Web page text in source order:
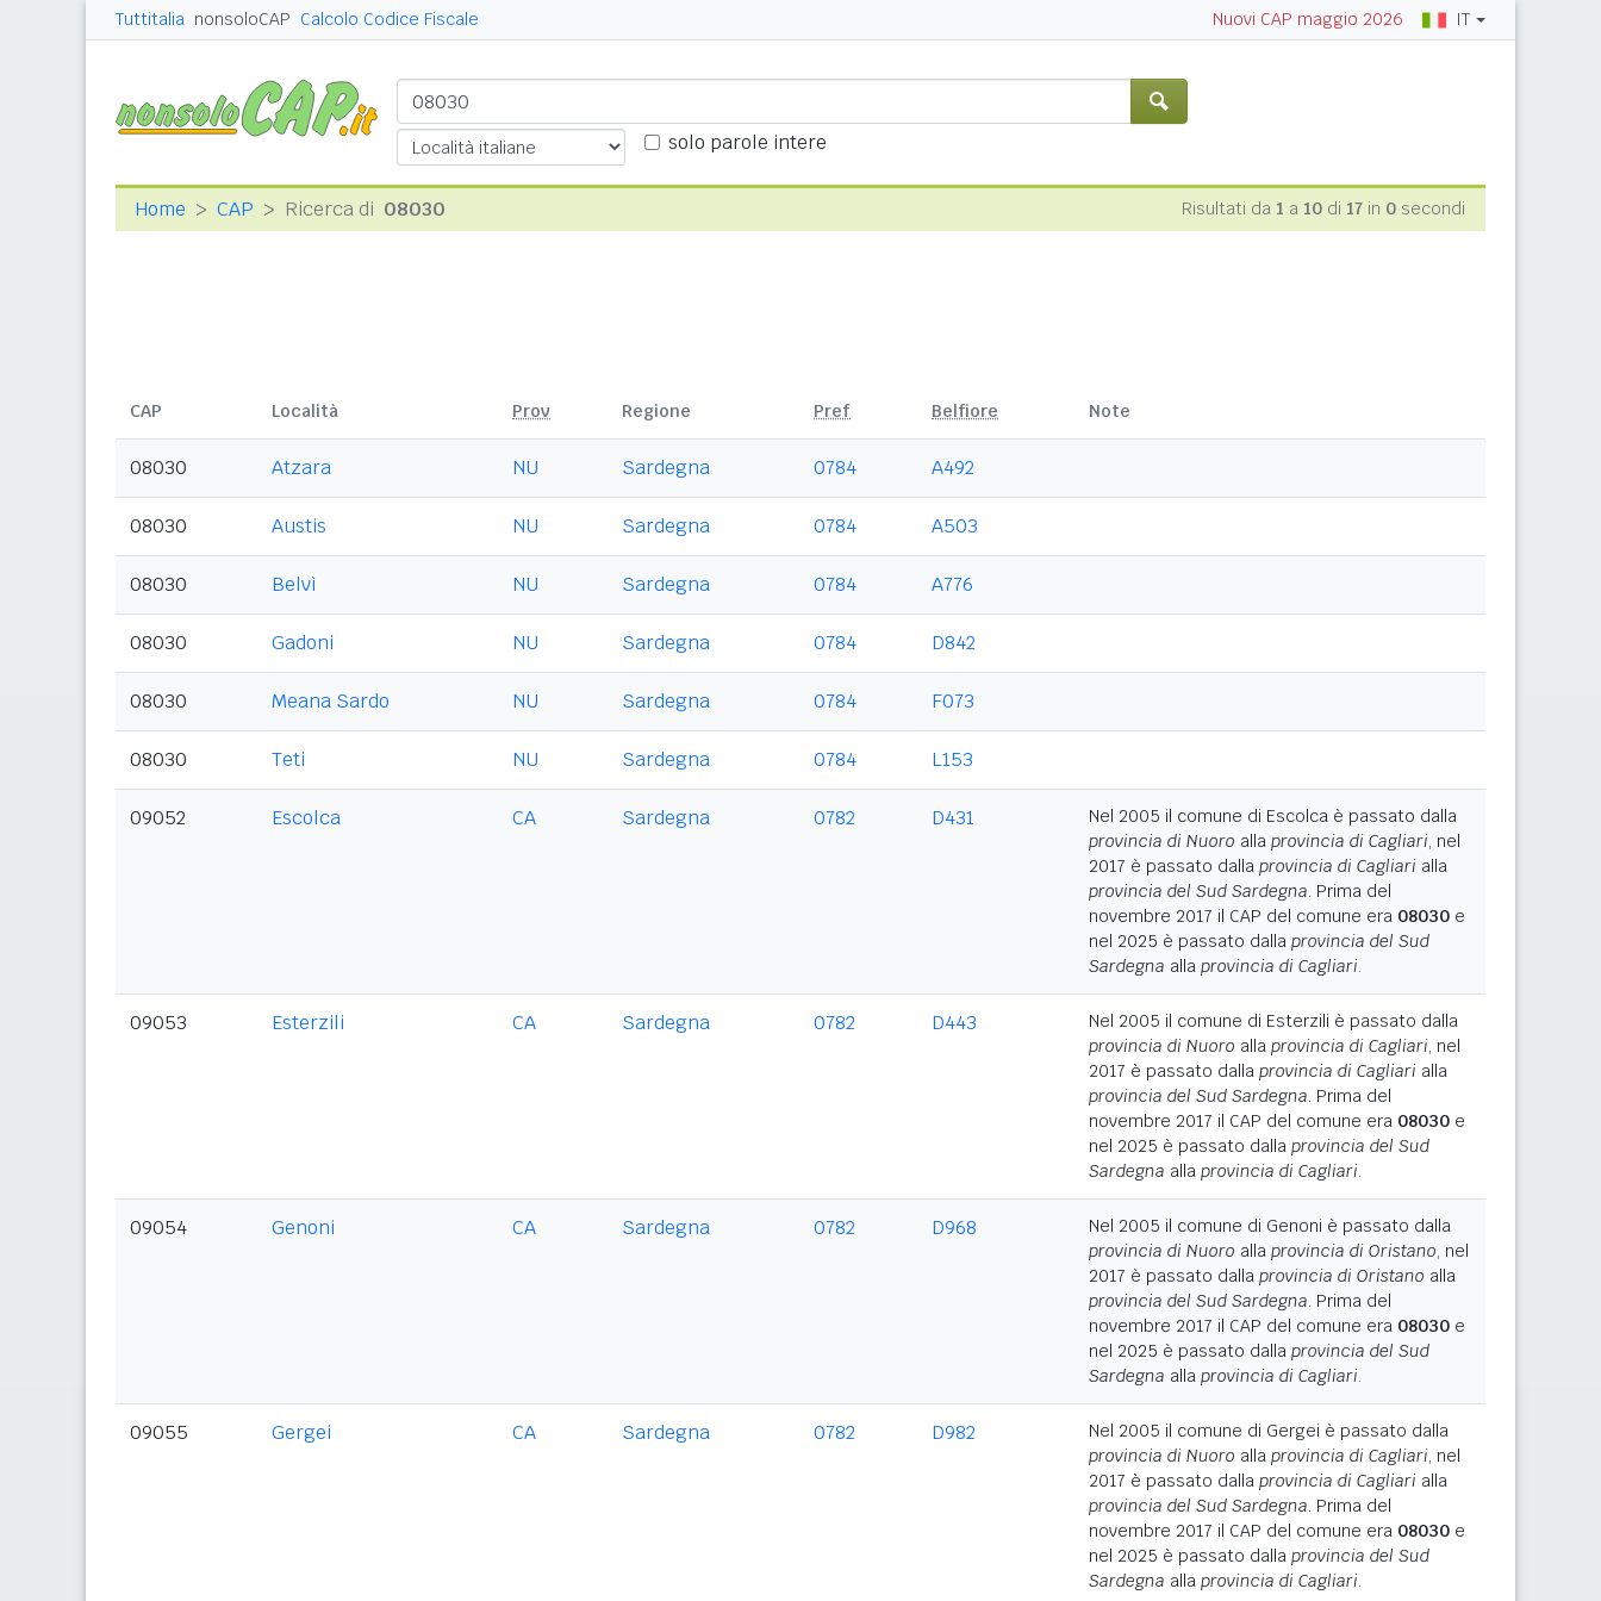
Tuttitalia nonsoloCAP Calcolo Codice Fiscale Nuovi CAP maggio 2026 IT
solo parole intere
Home CAP Ricerca di 08030 Risultati da 1 a 10 di 17 in 0 secondi
CAP Località Prov Regione Pref Belfiore Note
08030 Atzara NU Sardegna 0784 A492
08030 Austis NU Sardegna 0784 A503
08030 Belvì NU Sardegna 0784 A776
08030 Gadoni NU Sardegna 0784 D842
08030 Meana Sardo NU Sardegna 0784 F073
08030 Teti NU Sardegna 0784 L153
09052 Escolca CA Sardegna 0782 D431
Nel 2005 il comune di Escolca è passato dalla
provincia di Nuoro alla provincia di Cagliari, nel
2017 è passato dalla provincia di Cagliari alla
provincia del Sud Sardegna. Prima del
novembre 2017 il CAP del comune era 08030 e
nel 2025 è passato dalla provincia del Sud
Sardegna alla provincia di Cagliari.
09053 Esterzili CA Sardegna 0782 D443
Nel 2005 il comune di Esterzili è passato dalla
provincia di Nuoro alla provincia di Cagliari, nel
2017 è passato dalla provincia di Cagliari alla
provincia del Sud Sardegna. Prima del
novembre 2017 il CAP del comune era 08030 e
nel 2025 è passato dalla provincia del Sud
Sardegna alla provincia di Cagliari.
09054 Genoni CA Sardegna 0782 D968
Nel 2005 il comune di Genoni è passato dalla
provincia di Nuoro alla provincia di Oristano, nel
2017 è passato dalla provincia di Oristano alla
provincia del Sud Sardegna. Prima del
novembre 2017 il CAP del comune era 08030 e
nel 2025 è passato dalla provincia del Sud
Sardegna alla provincia di Cagliari.
09055 Gergei CA Sardegna 0782 D982
Nel 2005 il comune di Gergei è passato dalla
provincia di Nuoro alla provincia di Cagliari, nel
2017 è passato dalla provincia di Cagliari alla
provincia del Sud Sardegna. Prima del
novembre 2017 il CAP del comune era 08030 e
nel 2025 è passato dalla provincia del Sud
Sardegna alla provincia di Cagliari.